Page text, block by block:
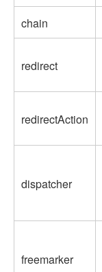
chain
redirect
redirectAction
dispatcher
freemarker